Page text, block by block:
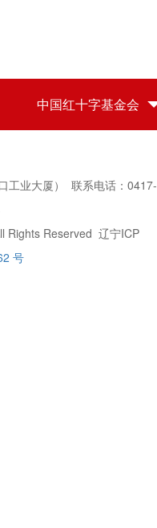
中国红十字基金会
工业大厦） 联系电话：0417-
Rights Reserved 辽宁ICP
号